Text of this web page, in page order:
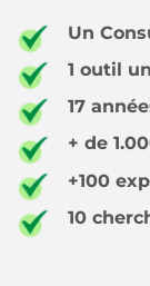
Un
1 outil
17
+ de
+100
10